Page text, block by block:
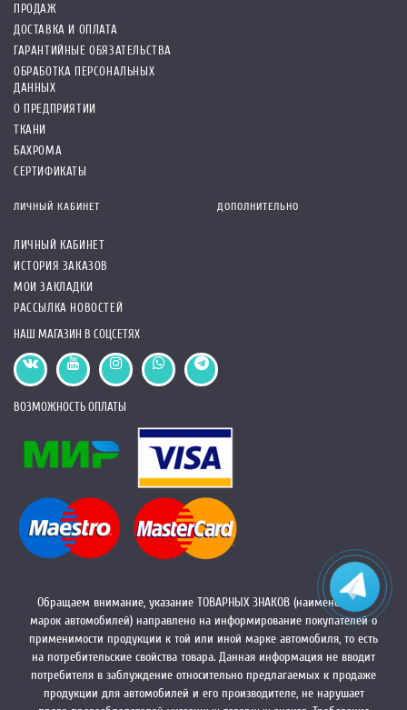
ПРОДАЖ
ДОСТАВКА И ОПЛАТА
ГАРАНТИЙНЫЕ ОБЯЗАТЕЛЬСТВА
ОБРАБОТКА ПЕРСОНАЛЬНЫХ
ДАННЫХ
О ПРЕДПРИЯТИИ
ТКАНИ
БАХРОМА
СЕРТИФИКАТЫ
ЛИЧНЫЙ КАБИНЕТ
ЛИЧНЫЙ КАБИНЕТ
ИСТОРИЯ ЗАКАЗОВ
МОИ ЗАКЛАДКИ
РАССЫЛКА НОВОСТЕЙ
ДОПОЛНИТЕЛЬНО
НАШ МАГАЗИН В СОЦСЕТЯХ
ВОЗМОЖНОСТЬ ОПЛАТЫ
Обращаем внимание, указание ТОВАРНЫХ ЗНАКОВ (наименований
марок автомобилей) направлено на информирование покупателей о
применимости продукции к той или иной марке автомобиля, то есть
на потребительские свойства товара. Данная информация не вводит
потребителя в заблуждение относительно предлагаемых к продаже
продукции для автомобилей и его производителе, не нарушает